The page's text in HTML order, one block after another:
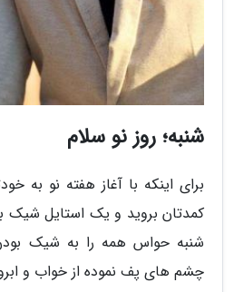
شنبه؛ روز نو سلام
برای اینکه با آغاز هفته نو به
کمدتان بروید و یک استایل شیک
شنبه حواس همه را به شیک
چشم های پف نموده از خواب و